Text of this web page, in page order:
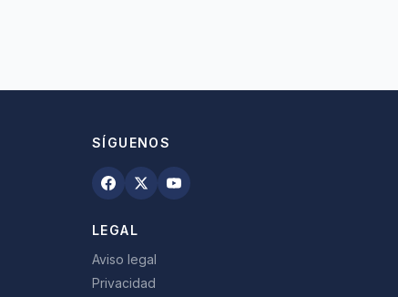
SÍGUENOS
LEGAL
Aviso legal
Privacidad